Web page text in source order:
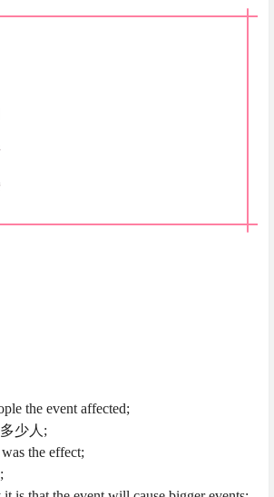
the event affected;
少人;
the effect;